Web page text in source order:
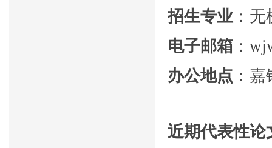
招生专业 ：
电子邮箱 ：
办公地点 ：
近期代表性论